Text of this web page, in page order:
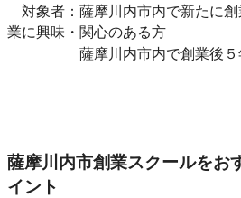
対象者：薩摩川内市内で新たに
業に興味・関心のある方
薩摩川内市内で創業後５
薩摩川内市創業スクールをお
イント